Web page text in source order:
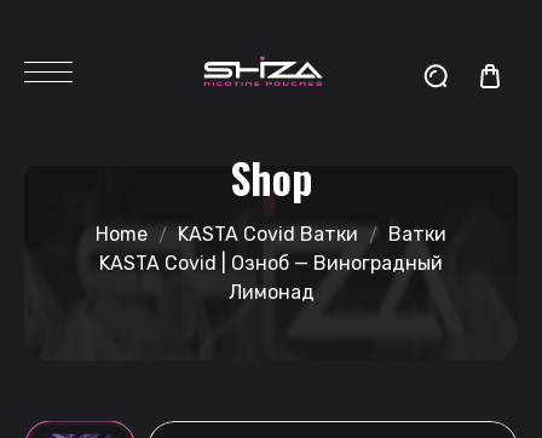
Shop
Home KASTA Covid Ватки
Ватки
KASTA Covid | Озноб — Виноградный
Лимонад